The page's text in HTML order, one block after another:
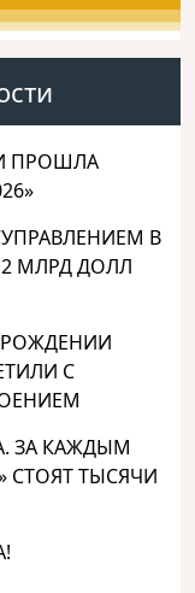
ПРОШЛА
В
МЛРД ДОЛЛ
С
ЗА КАЖДЫМ
СТОЯТ ТЫСЯЧИ